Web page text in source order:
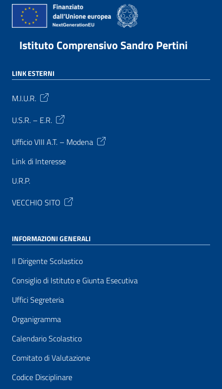
Istituto Comprensivo Sandro Pertini
LINK ESTERNI
M.I.U.R.
U.S.R. – E.R.
Ufficio VIII A.T. – Modena
Link di Interesse
U.R.P.
VECCHIO SITO
INFORMAZIONI GENERALI
Il Dirigente Scolastico
Consiglio di Istituto e Giunta Esecutiva
Uffici Segreteria
Organigramma
Calendario Scolastico
Comitato di Valutazione
Codice Disciplinare